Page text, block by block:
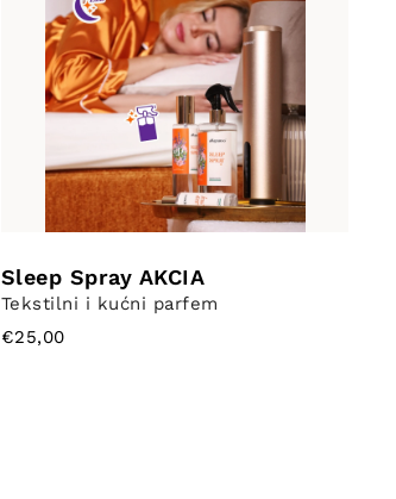
Sleep Spray AKCIA
Tekstilni i kućni parfem
€25,00